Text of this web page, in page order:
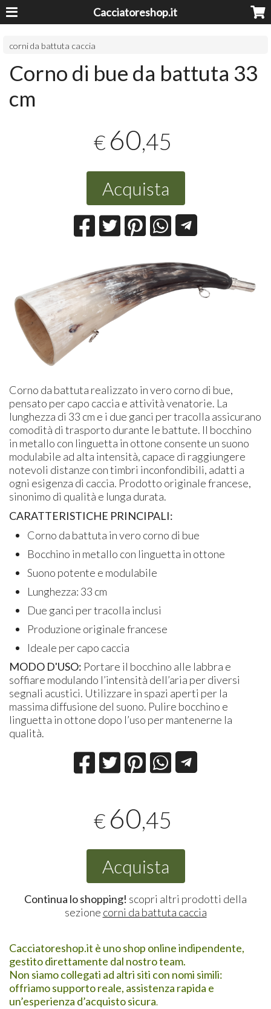
Cacciatoreshop.it
corni da battuta caccia
Corno di bue da battuta 33
cm
€ 60,45
Acquista
Corno da battuta realizzato in vero corno di bue,
pensato per capo caccia e attività venatorie. La
lunghezza di 33 cm e i due ganci per tracolla assicurano
comodità di trasporto durante le battute. Il bocchino
in metallo con linguetta in ottone consente un suono
modulabile ad alta intensità, capace di raggiungere
notevoli distanze con timbri inconfondibili, adatti a
ogni esigenza di caccia. Prodotto originale francese,
sinonimo di qualità e lunga durata.
CARATTERISTICHE PRINCIPALI:
Corno da battuta in vero corno di bue
Bocchino in metallo con linguetta in ottone
Suono potente e modulabile
Lunghezza: 33 cm
Due ganci per tracolla inclusi
Produzione originale francese
Ideale per capo caccia
MODO D'USO: Portare il bocchino alle labbra e
soffiare modulando l’intensità dell’aria per diversi
segnali acustici. Utilizzare in spazi aperti per la
massima diffusione del suono. Pulire bocchino e
linguetta in ottone dopo l’uso per mantenerne la
qualità.
€ 60,45
Acquista
Continua lo shopping! scopri altri prodotti della
sezione corni da battuta caccia
Cacciatoreshop.it è uno shop online indipendente,
gestito direttamente dal nostro team.
Non siamo collegati ad altri siti con nomi simili:
offriamo supporto reale, assistenza rapida e
un’esperienza d’acquisto sicura.